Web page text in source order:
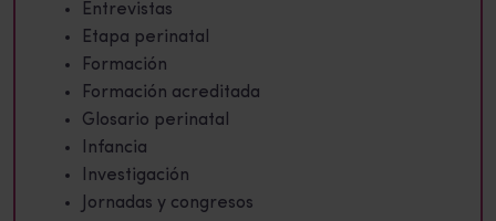
Entrevistas
Etapa perinatal
Formación
Formación acreditada
Glosario perinatal
Infancia
Investigación
Jornadas y congresos